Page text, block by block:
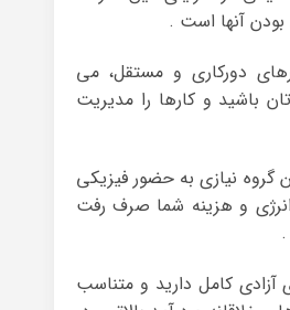
بودن آنها است .
دورکاری و مستقل، می
باشید و کارها را مدیریت
نیازی به حضور فیزیکی
و هزینه شما صرف رفت
آزادی کامل دارید و متناسب